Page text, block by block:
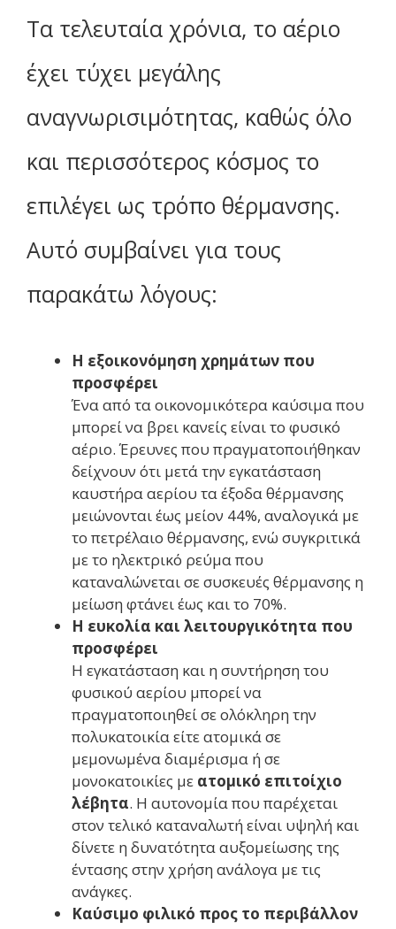
Τα τελευταία χρόνια, το αέριο
έχει τύχει μεγάλης
αναγνωρισιμότητας, καθώς όλο
και περισσότερος κόσμος το
επιλέγει ως τρόπο θέρμανσης.
Αυτό συμβαίνει για τους
παρακάτω λόγους:
Η εξοικονόμηση χρημάτων που
προσφέρει
Ένα από τα οικονομικότερα καύσιμα που
μπορεί να βρει κανείς είναι το φυσικό
αέριο. Έρευνες που πραγματοποιήθηκαν
δείχνουν ότι μετά την εγκατάσταση
καυστήρα αερίου τα έξοδα θέρμανσης
μειώνονται έως μείον 44%, αναλογικά με
το πετρέλαιο θέρμανσης, ενώ συγκριτικά
με το ηλεκτρικό ρεύμα που
καταναλώνεται σε συσκευές θέρμανσης η
μείωση φτάνει έως και το 70%.
Η ευκολία και λειτουργικότητα που
προσφέρει
Η εγκατάσταση και η συντήρηση του
φυσικού αερίου μπορεί να
πραγματοποιηθεί σε ολόκληρη την
πολυκατοικία είτε ατομικά σε
μεμονωμένα διαμέρισμα ή σε
μονοκατοικίες με ατομικό επιτοίχιο
λέβητα. Η αυτονομία που παρέχεται
στον τελικό καταναλωτή είναι υψηλή και
δίνετε η δυνατότητα αυξομείωσης της
έντασης στην χρήση ανάλογα με τις
ανάγκες.
Καύσιμο φιλικό προς το περιβάλλον